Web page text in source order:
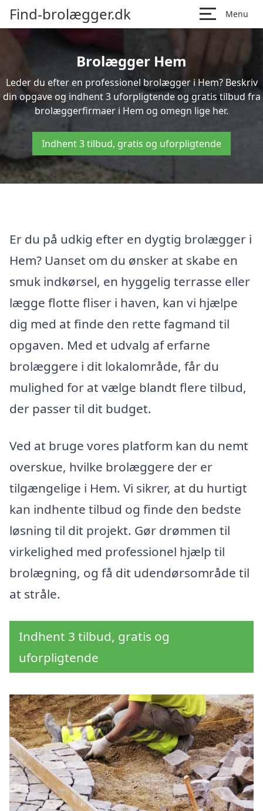
Find-brolægger.dk Menu
Brolægger Hem
Leder du efter en professionel brolægger i Hem? Beskriv
din opgave og indhent 3 uforpligtende og gratis tilbud fra
brolæggerfirmaer i Hem og omegn lige her.
Indhent 3 tilbud, gratis og uforpligtende
Er du på udkig efter en dygtig brolægger i
Hem? Uanset om du ønsker at skabe en
smuk indkørsel, en hyggelig terrasse eller
lægge flotte fliser i haven, kan vi hjælpe
dig med at finde den rette fagmand til
opgaven. Med et udvalg af erfarne
brolæggere i dit lokalområde, får du
mulighed for at vælge blandt flere tilbud,
der passer til dit budget.
Ved at bruge vores platform kan du nemt
overskue, hvilke brolæggere der er
tilgængelige i Hem. Vi sikrer, at du hurtigt
kan indhente tilbud og finde den bedste
løsning til dit projekt. Gør drømmen til
virkelighed med professionel hjælp til
brolægning, og få dit udendørsområde til
at stråle.
Indhent 3 tilbud, gratis og
uforpligtende